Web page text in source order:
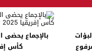
بالإجماع
كأس